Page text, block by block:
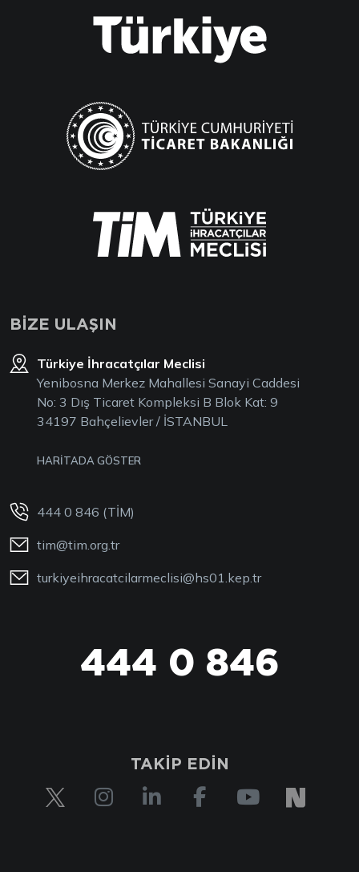
BİZE ULAŞIN
Türkiye İhracatçılar Meclisi
Yenibosna Merkez Mahallesi Sanayi Caddesi
No: 3 Dış Ticaret Kompleksi B Blok Kat: 9
34197 Bahçelievler / İSTANBUL
HARİTADA GÖSTER
444 0 846 (TİM)
tim@tim.org.tr
turkiyeihracatcilarmeclisi@hs01.kep.tr
444 0 846
444 0 TİM
TAKİP EDİN